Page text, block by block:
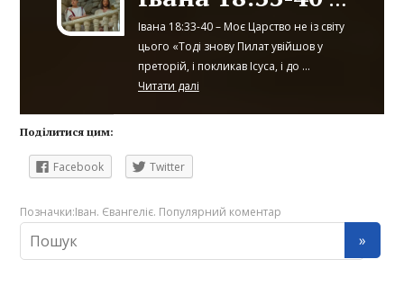
Івана 18:33-40 – Моє Царство не із світу
цього «Тоді знову Пилат увійшов у
преторій, і покликав Ісуса, і до ...
Читати далі
Поділитися цим:
Facebook Twitter
Позначки:Іван. Євангеліє. Популярний коментар